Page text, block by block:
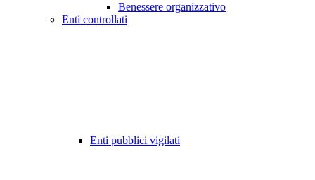
Benessere organizzativo
Enti controllati
Enti pubblici vigilati